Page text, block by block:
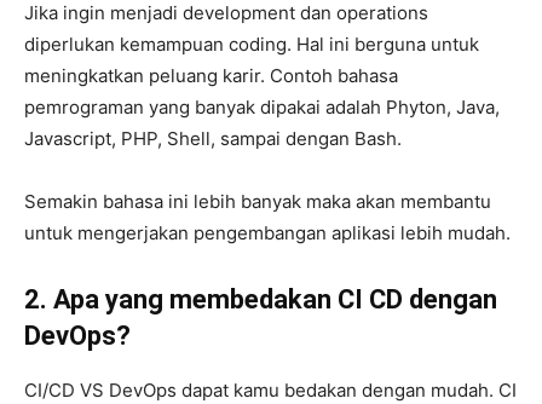
Jika ingin menjadi development dan operations
diperlukan kemampuan coding. Hal ini berguna untuk
meningkatkan peluang karir. Contoh bahasa
pemrograman yang banyak dipakai adalah Phyton, Java,
Javascript, PHP, Shell, sampai dengan Bash.
Semakin bahasa ini lebih banyak maka akan membantu
untuk mengerjakan pengembangan aplikasi lebih mudah.
2. Apa yang membedakan CI CD dengan
DevOps?
CI/CD VS DevOps dapat kamu bedakan dengan mudah. CI